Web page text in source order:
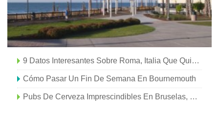
9 Datos Interesantes Sobre Roma, Italia Que Quizás No Conozcas
Cómo Pasar Un Fin De Semana En Bournemouth
Pubs De Cerveza Imprescindibles En Bruselas, Bélgica